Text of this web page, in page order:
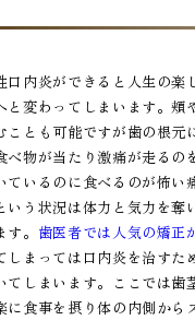
口内炎ができると人生の楽
と変わってしまいます。頬
ことも可能ですが歯の根元
べ物が当たり激痛が走るの
ているのに食べるのが怖い
いう状況は体力と気力を奪
。 歯医者では人気の矯正
しまっては口内炎を治すた
てしまいます。ここでは歯
に食事を摂り体の内側から